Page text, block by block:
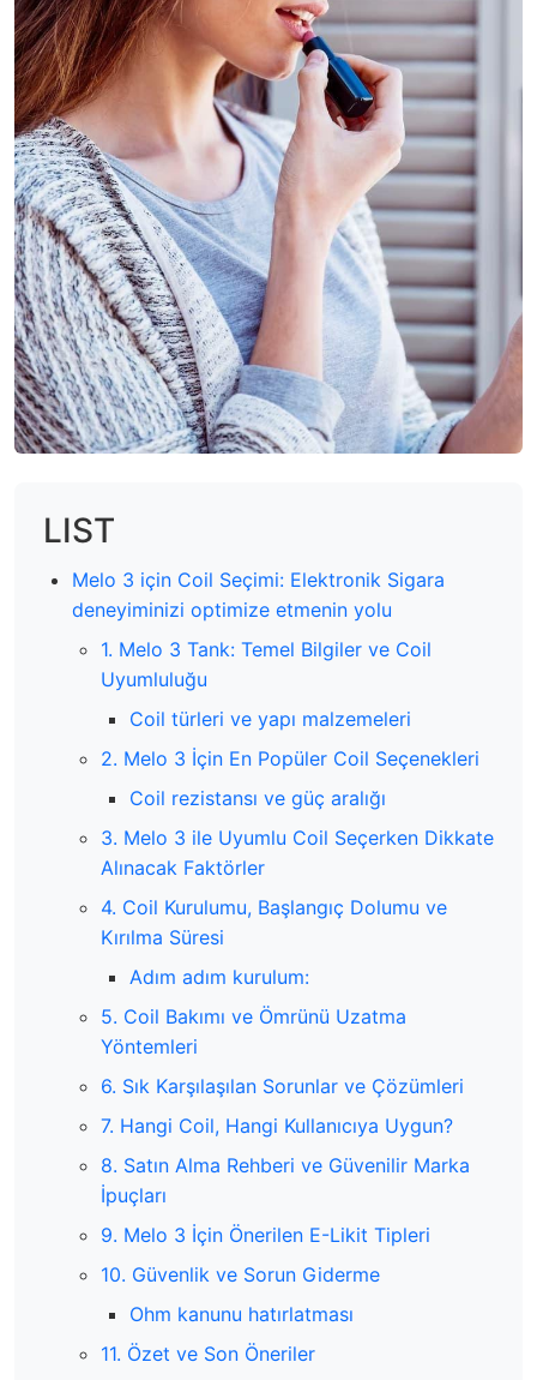
LIST
Melo 3 için Coil Seçimi: Elektronik Sigara
deneyiminizi optimize etmenin yolu
1. Melo 3 Tank: Temel Bilgiler ve Coil
Uyumluluğu
Coil türleri ve yapı malzemeleri
2. Melo 3 İçin En Popüler Coil Seçenekleri
Coil rezistansı ve güç aralığı
3. Melo 3 ile Uyumlu Coil Seçerken Dikkate
Alınacak Faktörler
4. Coil Kurulumu, Başlangıç Dolumu ve
Kırılma Süresi
Adım adım kurulum:
5. Coil Bakımı ve Ömrünü Uzatma
Yöntemleri
6. Sık Karşılaşılan Sorunlar ve Çözümleri
7. Hangi Coil, Hangi Kullanıcıya Uygun?
8. Satın Alma Rehberi ve Güvenilir Marka
İpuçları
9. Melo 3 İçin Önerilen E-Likit Tipleri
10. Güvenlik ve Sorun Giderme
Ohm kanunu hatırlatması
11. Özet ve Son Öneriler